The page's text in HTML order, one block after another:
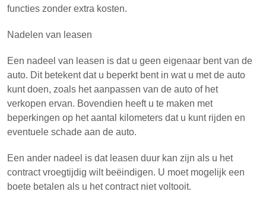
functies zonder extra kosten.
Nadelen van leasen
Een nadeel van leasen is dat u geen eigenaar bent van de
auto. Dit betekent dat u beperkt bent in wat u met de auto
kunt doen, zoals het aanpassen van de auto of het
verkopen ervan. Bovendien heeft u te maken met
beperkingen op het aantal kilometers dat u kunt rijden en
eventuele schade aan de auto.
Een ander nadeel is dat leasen duur kan zijn als u het
contract vroegtijdig wilt beëindigen. U moet mogelijk een
boete betalen als u het contract niet voltooit.